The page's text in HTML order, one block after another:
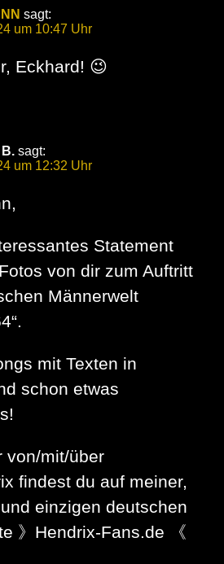
sagt:
um 10:47 Uhr
Eckhard! 😉
sagt:
um 12:32 Uhr
Statement
von dir zum Auftritt
Männerwelt
mit Texten in
schon etwas
von/mit/über
findest du auf meiner,
einzigen deutschen
》Hendrix-Fans.de 《